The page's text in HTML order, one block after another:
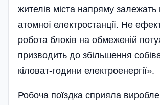
жителів міста напряму залежать
атомної електростанції. Не
робота блоків на обмеженій
призводить до збільшення
кіловат-години електроенергії».
Робоча поїздка сприяла